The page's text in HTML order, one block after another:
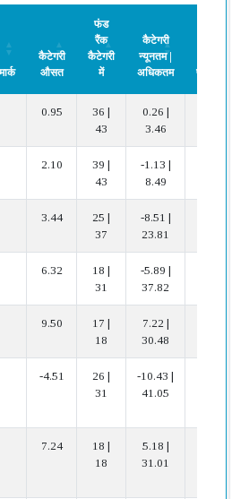
कैटेगरी
औसत
फंड
रैंक
कैटेगरी
में
कैटेगरी
न्यूनतम |
अधिकतम
प्रदर्शन
औसत
रैंक
कैटेगरी
में
न्यूनतम |
अधिकतम
0.95
36 |
43
0.26 |
3.46
2.10
39 |
43
-1.13 |
8.49
3.44
25 |
37
-8.51 |
23.81
6.32
18 |
31
-5.89 |
37.82
9.50
17 |
18
7.22 |
30.48
-4.51
26 |
31
-10.43 |
41.05
7.24
18 |
18
5.18 |
31.01